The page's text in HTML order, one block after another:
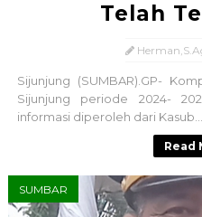
Telah
Sijunjung (SUMBAR).GP-
Sijunjung periode 2024-
informasi diperoleh dari Kasub...
Read
SUMBAR